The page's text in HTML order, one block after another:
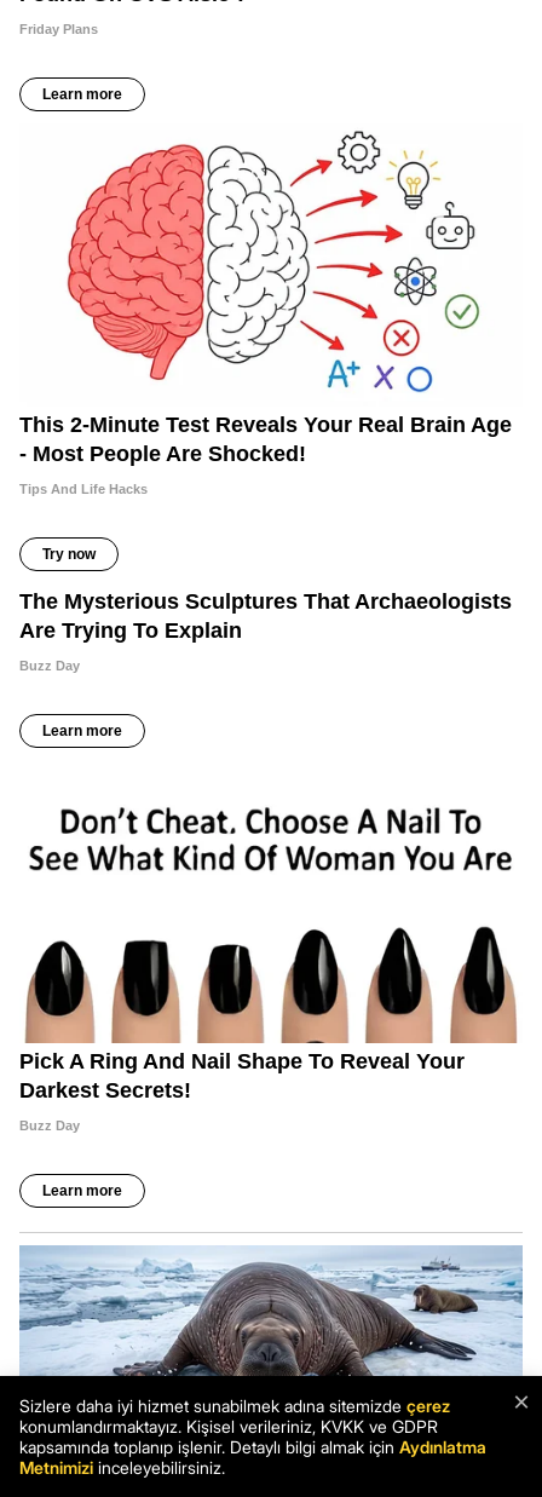
×
Sizlere daha iyi hizmet sunabilmek adına sitemizde çerez
konumlandırmaktayız. Kişisel verileriniz, KVKK ve GDPR
kapsamında toplanıp işlenir. Detaylı bilgi almak için Aydınlatma
Metnimizi inceleyebilirsiniz.